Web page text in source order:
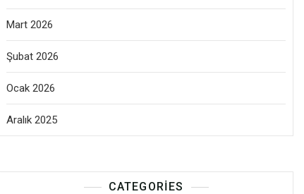
Mart 2026
Şubat 2026
Ocak 2026
Aralık 2025
CATEGORIES